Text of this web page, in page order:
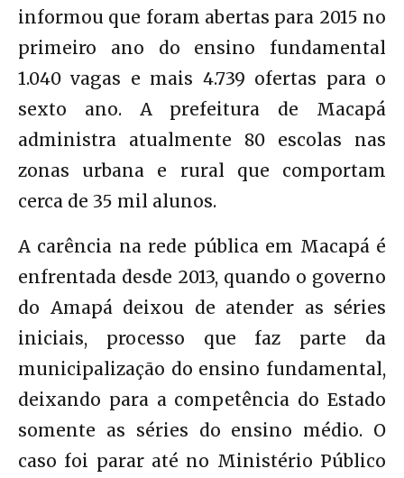
informou que foram abertas para 2015 no
primeiro ano do ensino fundamental
1.040 vagas e mais 4.739 ofertas para o
sexto ano. A prefeitura de Macapá
administra atualmente 80 escolas nas
zonas urbana e rural que comportam
cerca de 35 mil alunos.
A carência na rede pública em Macapá é
enfrentada desde 2013, quando o governo
do Amapá deixou de atender as séries
iniciais, processo que faz parte da
municipalização do ensino fundamental,
deixando para a competência do Estado
somente as séries do ensino médio. O
caso foi parar até no Ministério Público